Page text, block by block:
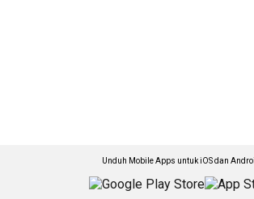
Unduh Mobile Apps untuk iOS dan